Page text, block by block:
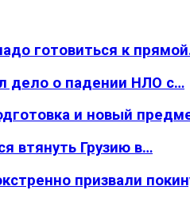
готовиться к
дело о падении НЛО с…
и новый
втянуть Грузию в…
призвали